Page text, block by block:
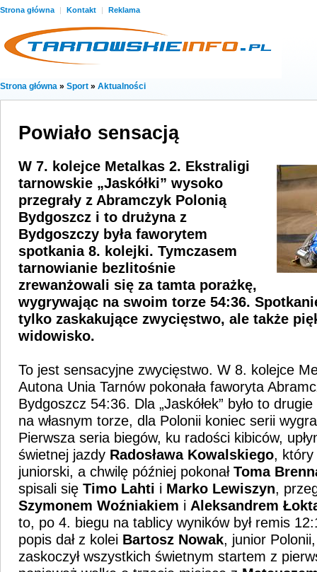
Strona główna | Kontakt | Reklama
Strona główna » Sport » Aktualności
Powiało sensacją
W 7. kolejce Metalkas 2. Ekstraligi
tarnowskie „Jaskółki” wysoko
przegrały z Abramczyk Polonią
Bydgoszcz i to drużyna z
Bydgoszczy była faworytem
spotkania 8. kolejki. Tymczasem
tarnowianie bezlitośnie
zrewanżowali się za tamta porażkę,
wygrywając na swoim torze 54:36.
tylko zaskakujące zwycięstwo, ale także
widowisko.
To jest sensacyjne zwycięstwo. W 8. kolejce
Autona Unia Tarnów pokonała faworyta
Bydgoszcz 54:36. Dla „Jaskółek” było to
na własnym torze, dla Polonii koniec serii
Pierwsza seria biegów, ku radości kibiców,
świetnej jazdy Radosława Kowalskiego, który
juniorski, a chwilę później pokonał Toma
spisali się Timo Lahti i Marko Lewiszyn,
Szymonem Woźniakiem i Aleksandrem
to, po 4. biegu na tablicy wyników był remis
popis dał z kolei Bartosz Nowak, junior
zaskoczył wszystkich świetnym startem z